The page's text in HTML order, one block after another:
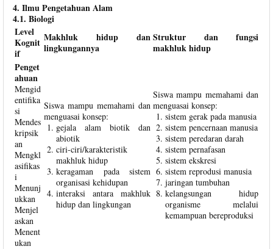
4. Ilmu Pengetahuan Alam
4.1. Biologi
Level
Kognit
if
Makhluk hidup dan
lingkungannya
Struktur dan fungsi
makhluk hidup
Penget
ahuan
Mengid
entifika
si
Mendes
kripsik
an
Mengkl
asifikas
i
Menunj
ukkan
Menjel
askan
Menent
ukan
Siswa mampu memahami dan
menguasai konsep:
gejala alam biotik dan
abiotik
ciri-ciri/karakteristik
makhluk hidup
keragaman pada sistem
organisasi kehidupan
interaksi antara makhluk
hidup dan lingkungan
Siswa mampu memahami dan
menguasai konsep:
sistem gerak pada manusia
sistem pencernaan manusia
sistem peredaran darah
sistem pernafasan
sistem ekskresi
sistem reprodusi manusia
jaringan tumbuhan
kelangsungan hidup
organisme melalui
kemampuan bereproduksi